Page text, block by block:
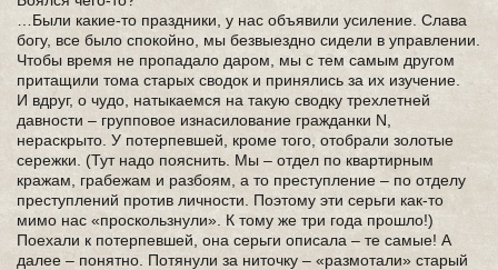
…Были какие-то праздники, у нас объявили усиление. Слава
богу, все было спокойно, мы безвыездно сидели в управлении.
Чтобы время не пропадало даром, мы с тем самым другом
притащили тома старых сводок и принялись за их изучение.
И вдруг, о чудо, натыкаемся на такую сводку трехлетней
давности – групповое изнасилование гражданки N,
нераскрыто. У потерпевшей, кроме того, отобрали золотые
сережки. (Тут надо пояснить. Мы – отдел по квартирным
кражам, грабежам и разбоям, а то преступление – по отделу
преступлений против личности. Поэтому эти серьги как-то
мимо нас «проскользнули». К тому же три года прошло!)
Поехали к потерпевшей, она серьги описала – те самые! А
далее – понятно. Потянули за ниточку – «размотали» старый